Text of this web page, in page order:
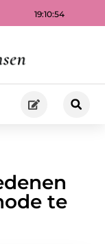
19:10:56
te